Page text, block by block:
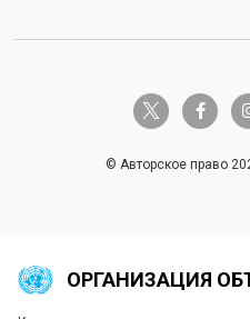
twitter-x
© Авторское право
ОРГАНИЗАЦИЯ